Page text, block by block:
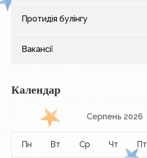
Протидія булінгу
Вакансії
Календар
Серпень 2026
Пн Вт Ср Чт Пт